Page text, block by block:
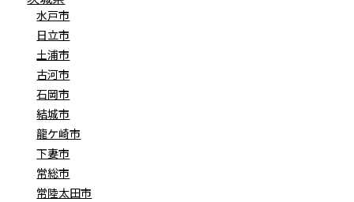
水戸市
日立市
土浦市
古河市
石岡市
結城市
龍ケ崎市
下妻市
常総市
常陸太田市